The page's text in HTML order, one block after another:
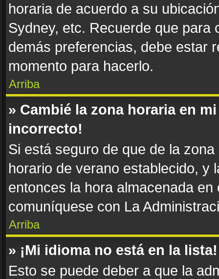
horaria de acuerdo a su
Sydney, etc. Recuerde que para
demás preferencias, debe estar
momento para hacerlo.
Arriba
» Cambié la zona horaria en
incorrecto!
Si está seguro de que de la
horario de verano establecido, y
entonces la hora almacenada
comuníquese con La
Arriba
» ¡Mi idioma no está en la lista!
Esto se puede deber a que la